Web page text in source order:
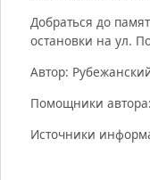
Добраться до
остановки на ул.
Автор:
Помощники
Источники